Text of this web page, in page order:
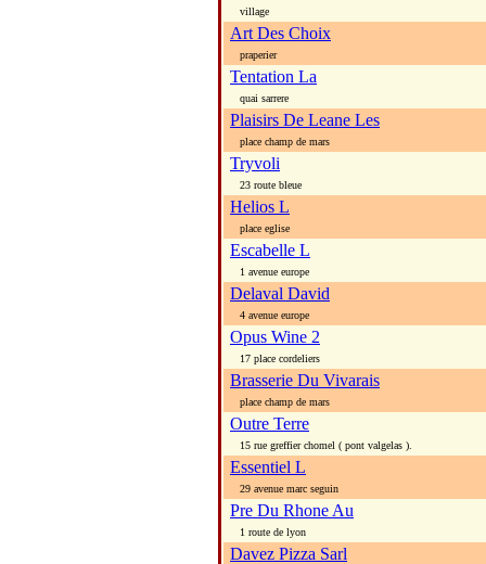
village
Art Des Choix
praperier
Tentation La
quai sarrere
Plaisirs De Leane Les
place champ de mars
Tryvoli
23 route bleue
Helios L
place eglise
Escabelle L
1 avenue europe
Delaval David
4 avenue europe
Opus Wine 2
17 place cordeliers
Brasserie Du Vivarais
place champ de mars
Outre Terre
15 rue greffier chomel ( pont valgelas ).
Essentiel L
29 avenue marc seguin
Pre Du Rhone Au
1 route de lyon
Davez Pizza Sarl